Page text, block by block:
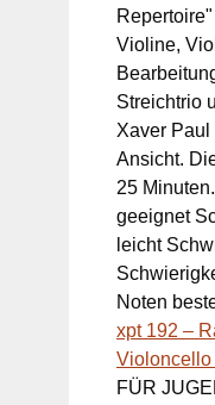
Violine,
Streichtrio
Xaver Paul
Ansicht.
25
geeignet
leicht
Noten
xpt 192 –
Violoncello
FÜR